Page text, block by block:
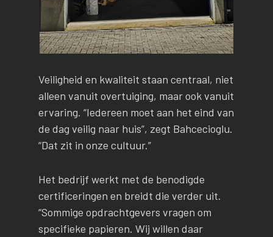
Veiligheid en kwaliteit staan centraal, niet
alleen vanuit overtuiging, maar ook vanuit
ervaring. “Iedereen moet aan het eind van
de dag veilig naar huis”, zegt Bahcecioglu.
“Dat zit in onze cultuur.”
Het bedrijf werkt met de benodigde
certificeringen en breidt die verder uit.
“Sommige opdrachtgevers vragen om
specifieke papieren. Wij willen daar